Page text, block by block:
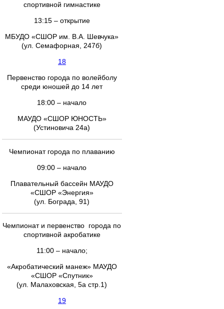
спортивной гимнастике
13:15 – открытие
МБУДО «СШОР им. В.А. Шевчука»
(ул. Семафорная, 247б)
18
Первенство города по волейболу
среди юношей до 14 лет
18:00 – начало
МАУДО «СШОР ЮНОСТЬ»
(Устиновича 24а)
Чемпионат города по плаванию
09:00 – начало
Плавательный бассейн МАУДО
«СШОР «Энергия»
(ул. Бограда, 91)
Чемпионат и первенство города по
спортивной акробатике
11:00 – начало;
«Акробатический манеж» МАУДО
«СШОР «Спутник»
(ул. Малаховская, 5а стр.1)
19